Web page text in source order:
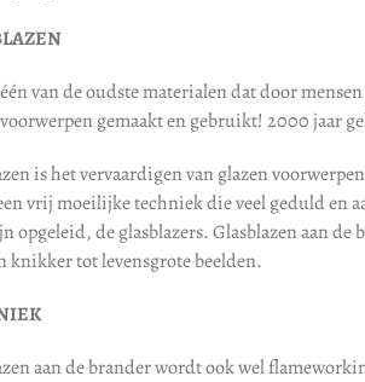
van de oudste materialen dat door
gemaakt en gebruikt! 2000 jaar
is het vervaardigen van glazen
vrij moeilijke techniek die veel geduld en
opgeleid, de glasblazers. Glasblazen aan
knikker tot levensgrote beelden.
aan de brander wordt ook wel